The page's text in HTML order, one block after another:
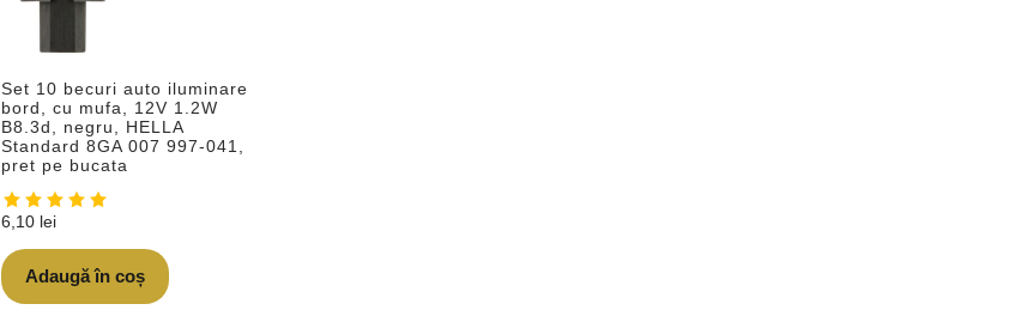
Set 10 becuri auto iluminare
bord, cu mufa, 12V 1.2W
B8.3d, negru, HELLA
Standard 8GA 007 997-041,
pret pe bucata
6,10 lei
Adaugă în coș